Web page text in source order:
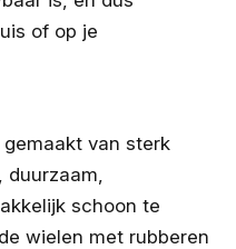
of op je
gemaakt van sterk
schoon te
wielen met rubberen